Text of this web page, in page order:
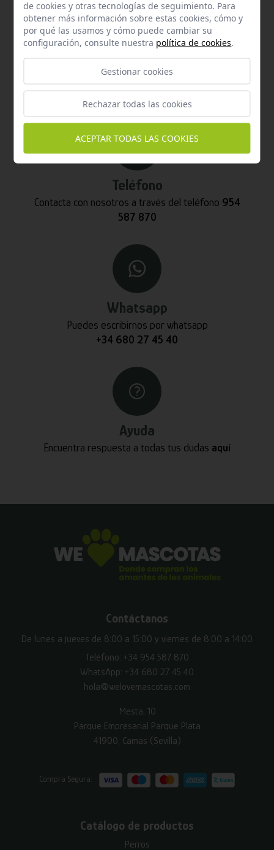
Teléfono
Contacta con nosotros a través del teléfono 954
587 870
Whatsapp
Puedes escribirnos por whatsapp
+34 680 27 45 40
Ayuda
Encuentra respuesta a todas tus dudas aquí
Contáctanos
De lunes a jueves de 8:00 a 15:00 y viernes de 8:00 a 14:00
Teléfono: +34 954 587 870
WhatsApp: +34 680 27 45 40
hola@welovemascotas.com
Mesta, 10
Parque Empresarial Parque Plata
41900, Camas (Sevilla)
Compra Segura:
Catálogo de productos
Perros
de cookies y otras tecnologías de seguimiento. Para
obtener más información sobre estas cookies, cómo y
por qué las usamos y cómo puede cambiar su
configuración, consulte nuestra política de cookies.
Gestionar cookies
Rechazar todas las cookies
ACEPTAR TODAS LAS COOKIES